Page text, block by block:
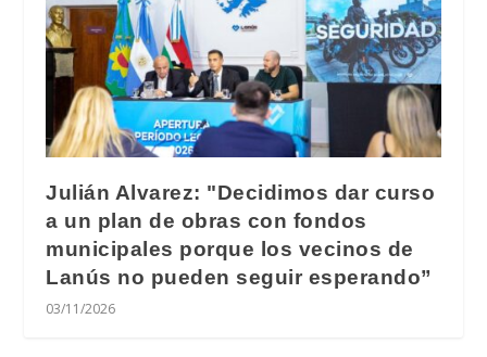
Julián Alvarez: "Decidimos dar curso
a un plan de obras con fondos
municipales porque los vecinos de
Lanús no pueden seguir esperando”
03/11/2026